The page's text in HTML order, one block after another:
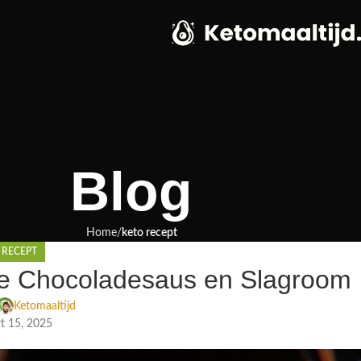
Blog
Home keto recept
Chocoladesaus en Slagroom
Ketomaaltijd
15, 2025